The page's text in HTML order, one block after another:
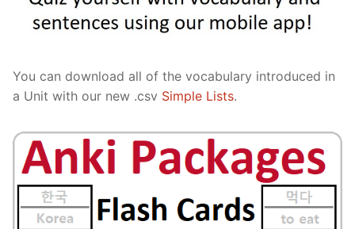
You can download all of the vocabulary introduced in
a Unit with our new .csv Simple Lists.